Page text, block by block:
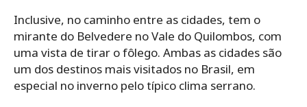
Inclusive, no caminho entre as cidades, tem o
mirante do Belvedere no Vale do Quilombos, com
uma vista de tirar o fôlego. Ambas as cidades são
um dos destinos mais visitados no Brasil, em
especial no inverno pelo típico clima serrano.